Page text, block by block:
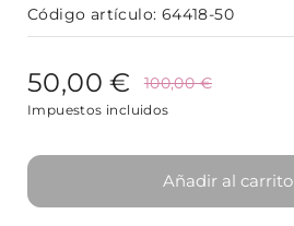
Código artículo: 64418-50
50,00 € 100,00 €
Impuestos incluidos
Añadir al carrito